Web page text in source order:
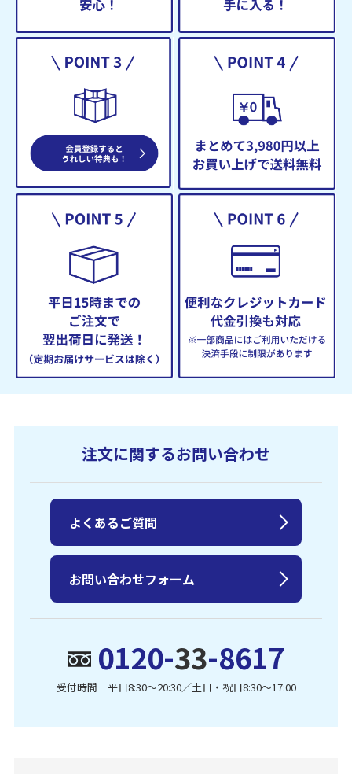
注文に関するお問い合わせ
0120-33-8617
受付時間 平日8:30〜20:30／土日・祝日8:30〜17:00
よくあるご質問
お問い合わせフォーム